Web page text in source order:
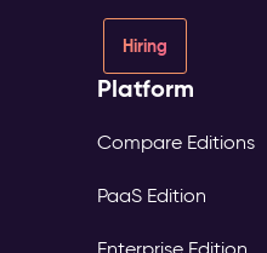
Hiring
Platform
Compare Editions
PaaS Edition